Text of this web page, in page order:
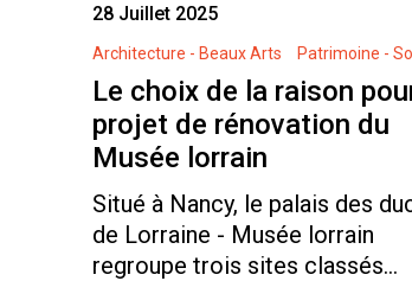
28 Juillet 2025
Architecture - Beaux Arts Patrimoine -
Le choix de la raison
projet de rénovation du
Musée lorrain
Situé à Nancy, le palais des
de Lorraine - Musée lorrain
regroupe trois sites classés...